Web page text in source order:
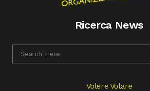
Ricerca News
Volere Volare